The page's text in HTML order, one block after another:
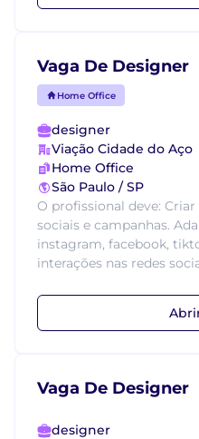
Vaga De Designer
Home Office
designer
Viação Cidade do Aço
Home Office
São Paulo / SP
O profissional deve:
sociais e campanhas.
instagram, facebook,
interações nas redes
Vaga De Designer
designer